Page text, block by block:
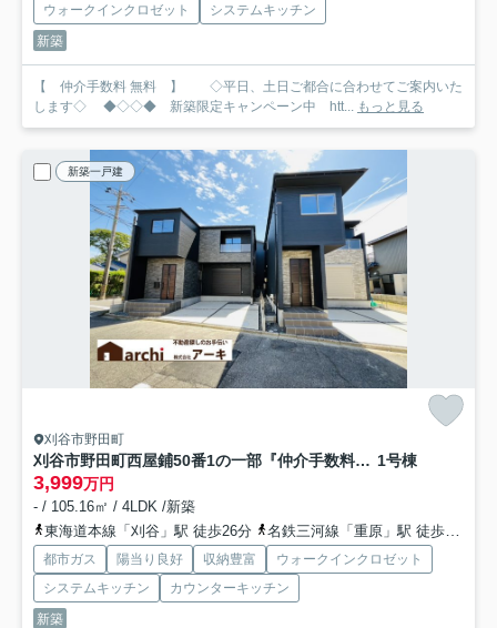
ウォークインクロゼット
システムキッチン
新築
【 仲介手数料 無料 】 ◇平日、土日ご都合に合わせてご案内いた
します◇ ◆◇◇◆ 新築限定キャンペーン中 htt...
もっと見る
新築一戸建
刈谷市野田町
刈谷市野田町西屋鋪50番1の一部『仲介手数料無料』新築一戸建て・建売 1号棟
3,999万円
- / 105.16㎡ / 4LDK /新築
東海道本線「刈谷」駅 徒歩26分
名鉄三河線「重原」駅 徒歩29分
都市ガス 陽当り良好 収納豊富
ウォークインクロゼット
システムキッチン
カウンターキッチン
新築